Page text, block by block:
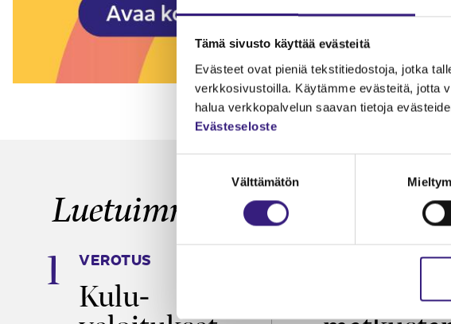
Tämä sivusto käyttää evästeitä
Evästeet ovat pieniä tekstitiedostoja, jotka
verkkosivustoilla. Käytämme evästeitä, jotta
halua verkkopalvelun saavan tietoja
Evästeseloste
Välttämätön
Luetuimmat
VEROTUS
Kulu­